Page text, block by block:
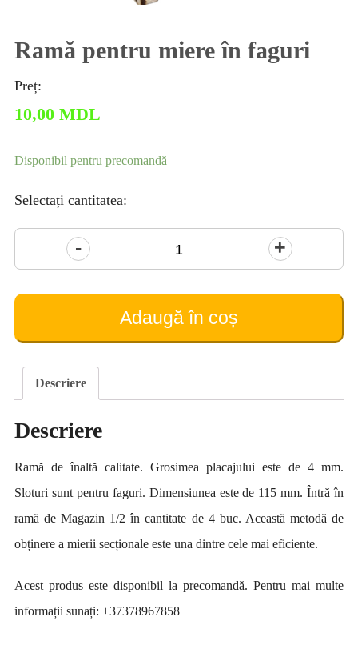
Ramă pentru miere în faguri
Preț:
10,00 MDL
Disponibil pentru precomandă
Selectați cantitatea:
Cantitate
Ramă
pentru
faguri
Adaugă în coș
Descriere
Descriere
Ramă de înaltă calitate. Grosimea placajului este de 4 mm.
Sloturi sunt pentru faguri. Dimensiunea este de 115 mm. Întră în
ramă de Magazin 1/2 în cantitate de 4 buc. Această metodă de
obținere a mierii secționale este una dintre cele mai eficiente.
Acest produs este disponibil la precomandă. Pentru mai multe
informații sunați: +37378967858